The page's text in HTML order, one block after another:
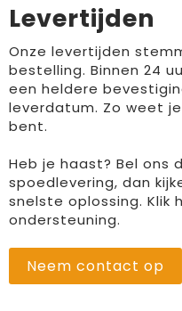
Levertijden
Onze levertijden
bestelling. Binnen 24
een heldere
leverdatum. Zo weet
bent.
Heb je haast? Bel ons
spoedlevering, dan
snelste oplossing. Klik
ondersteuning.
Neem contact op